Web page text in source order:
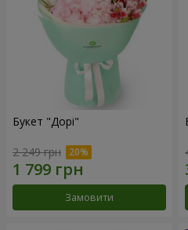
Букет "Дорі"
2 249 грн
Замовити